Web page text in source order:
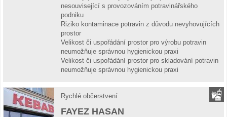
nesouvisející s provozováním potravinářského
podniku
Riziko kontaminace potravin z důvodu nevyhovujících
prostor
Velikost či uspořádání prostor pro výrobu potravin
neumožňuje správnou hygienickou praxi
Velikost či uspořádání prostor pro skladování potravin
neumožňuje správnou hygienickou praxi
Rychlé občerstvení
FAYEZ HASAN